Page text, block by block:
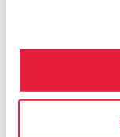
Itinerarios